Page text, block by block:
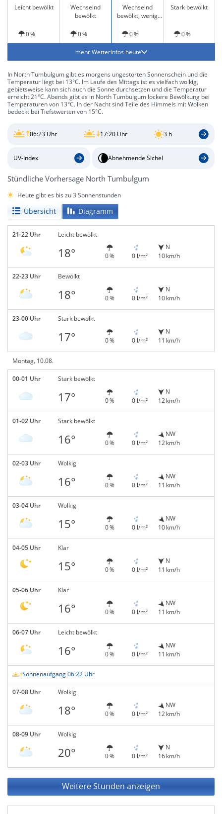
Leicht bewölkt
Wechselnd
bewölkt
Wechselnd
bewölkt, wenig
Stark bewölkt
0 % 0 % 0 % 0 %
mehr Wetterinfos heute
In North Tumbulgum gibt es morgens ungestörten Sonnenschein und die
Temperatur liegt bei 13°C. Im Laufe des Mittags ist es vielfach wolkig,
gebietsweise kann sich auch die Sonne durchsetzen und die Temperatur
erreicht 21°C. Abends gibt es in North Tumbulgum lockere Bewölkung bei
Temperaturen von 13°C. In der Nacht sind Teile des Himmels mit Wolken
bedeckt bei Tiefstwerten von 15°C.
06:23 Uhr 17:20 Uhr 3 h
UV-Index Abnehmende Sichel
Stündliche Vorhersage North Tumbulgum
Heute gibt es bis zu 3 Sonnenstunden
Übersicht Diagramm
21-22 Uhr Leicht bewölkt
18° 0 % 0 l/m²
N
10 km/h
22-23 Uhr Bewölkt
18° 0 % 0 l/m²
N
10 km/h
23-00 Uhr Stark bewölkt
17° 0 % 0 l/m²
N
11 km/h
Montag, 10.08.
00-01 Uhr Stark bewölkt
17° 0 % 0 l/m²
N
12 km/h
01-02 Uhr Stark bewölkt
16° 0 % 0 l/m²
NW
12 km/h
02-03 Uhr Wolkig
16° 0 % 0 l/m²
NW
11 km/h
03-04 Uhr Wolkig
15° 0 % 0 l/m²
NW
10 km/h
04-05 Uhr Klar
15° 0 % 0 l/m²
N
11 km/h
05-06 Uhr Klar
16° 0 % 0 l/m²
NW
11 km/h
06-07 Uhr Leicht bewölkt
16° 0 % 0 l/m²
NW
11 km/h
Sonnenaufgang 06:22 Uhr
07-08 Uhr Wolkig
18° 0 % 0 l/m²
NW
12 km/h
08-09 Uhr Wolkig
20° 0 % 0 l/m²
N
16 km/h
Weitere Stunden anzeigen